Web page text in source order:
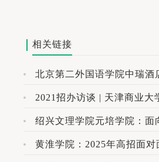
相关链接
北京第二外国语学院中瑞
2021招办访谈 | 天津商业
绍兴文理学院元培学院：面
黄淮学院：2025年高招面对